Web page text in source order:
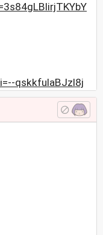
qskkfulaBJzl8j